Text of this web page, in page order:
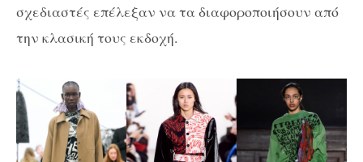
σχεδιαστές επέλεξαν να τα διαφοροποιήσουν από
την κλασική τους εκδοχή.